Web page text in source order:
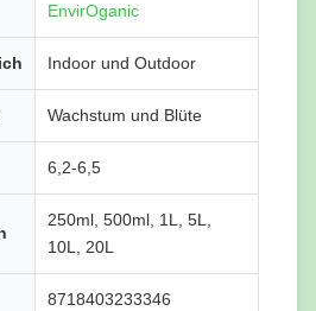
EnvirOganic
Indoor und Outdoor
Wachstum und Blüte
6,2-6,5
250ml, 500ml, 1L, 5L,
10L, 20L
8718403233346